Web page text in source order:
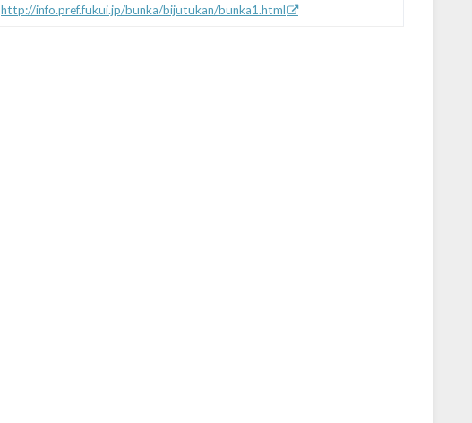
http://info.pref.fukui.jp/bunka/bijutukan/bunka1.html